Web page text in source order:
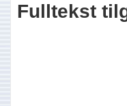
Fulltekst